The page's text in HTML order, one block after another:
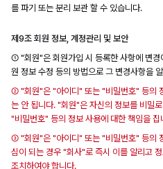
를 파기 또는 분리 보관 할 수 있습니다.
제9조 회원 정보, 계정관리 및 보안
① "회원"은 회원가입 시 등록한 사항에 변경
원 정보 수정 등의 방법으로 그 변경사항을
② "회원"은 "아이디" 또는 "비밀번호" 등의
는 안 됩니다. "회원"은 자신의 정보를 비밀
"비밀번호" 등의 정보 사용에 대한 책임을 집
③ "회원"은 "아이디" 또는 "비밀번호" 등의
심이 되는 경우 "회사"로 즉시 이를 알리고
조치하여야 합니다.